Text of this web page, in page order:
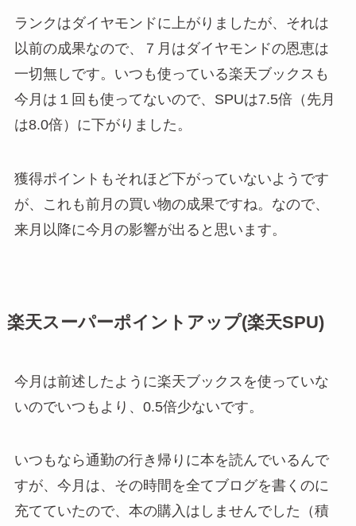
ランクはダイヤモンドに上がりましたが、それは
以前の成果なので、７月はダイヤモンドの恩恵は
一切無しです。いつも使っている楽天ブックスも
今月は１回も使ってないので、SPUは7.5倍（先月
は8.0倍）に下がりました。
獲得ポイントもそれほど下がっていないようです
が、これも前月の買い物の成果ですね。なので、
来月以降に今月の影響が出ると思います。
楽天スーパーポイントアップ(楽天SPU)
今月は前述したように楽天ブックスを使っていな
いのでいつもより、0.5倍少ないです。
いつもなら通勤の行き帰りに本を読んでいるんで
すが、今月は、その時間を全てブログを書くのに
充てていたので、本の購入はしませんでした（積